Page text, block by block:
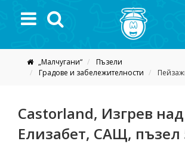
„Малчугани“
Пъзели
Градове и забележителности
Castorland, Изгрев
Елизабет, САЩ, пъзел